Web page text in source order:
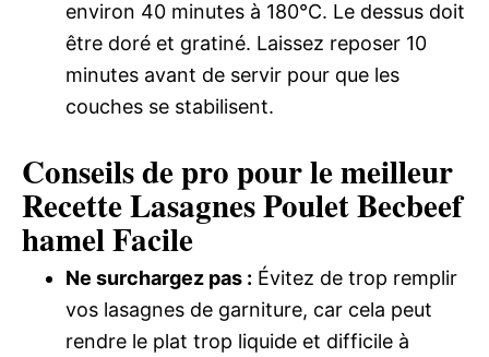
environ 40 minutes à 180°C. Le dessus doit
être doré et gratiné. Laissez reposer 10
minutes avant de servir pour que les
couches se stabilisent.
Conseils de pro pour le meilleur
Recette Lasagnes Poulet Becbeef
hamel Facile
Ne surchargez pas : Évitez de trop remplir
vos lasagnes de garniture, car cela peut
rendre le plat trop liquide et difficile à